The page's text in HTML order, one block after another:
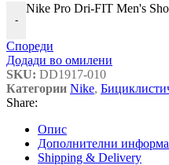
-
Nike Pro Dri-FIT Men's
Спореди
Додади во омилени
SKU: DD1917-010
Категории Nike,
Share:
Опис
Дополнителни
Shipping & Delivery